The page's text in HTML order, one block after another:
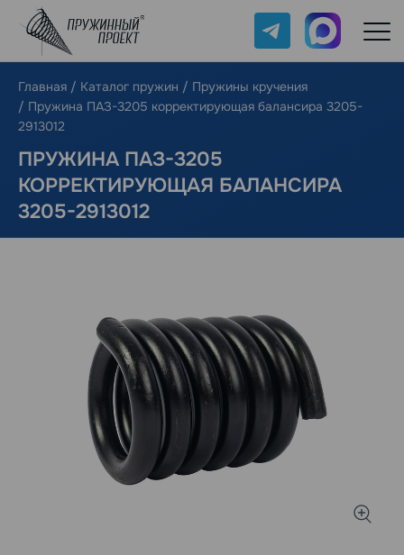
Telegram Max
Главная / Каталог пружин / Пружины кручения
/ Пружина ПАЗ-3205 корректирующая балансира 3205-
2913012
ПРУЖИНА ПАЗ-3205
КОРРЕКТИРУЮЩАЯ БАЛАНСИРА
3205-2913012